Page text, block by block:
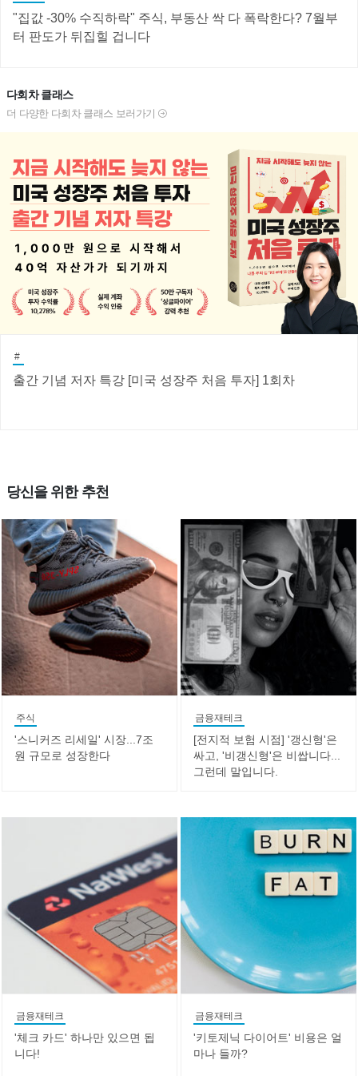
"집값 -30% 수직하락" 주식, 부동산 싹 다 폭락한다? 7월부
터 판도가 뒤집힐 겁니다
다회차 클래스
더 다양한 다회차 클래스 보러가기
#
출간 기념 저자 특강 [미국 성장주 처음 투자] 1회차
당신을 위한 추천
주식
'스니커즈 리세일' 시장...7조
원 규모로 성장한다
금융재테크
[전지적 보험 시점] '갱신형'은
싸고, '비갱신형'은 비쌉니다...
그런데 말입니다.
금융재테크
'체크 카드' 하나만 있으면 됩
니다!
금융재테크
'키토제닉 다이어트' 비용은 얼
마나 들까?